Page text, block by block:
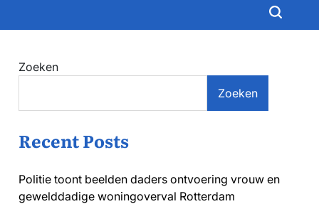
Zoeken
Zoeken
Recent Posts
Politie toont beelden daders ontvoering vrouw en
gewelddadige woningoverval Rotterdam